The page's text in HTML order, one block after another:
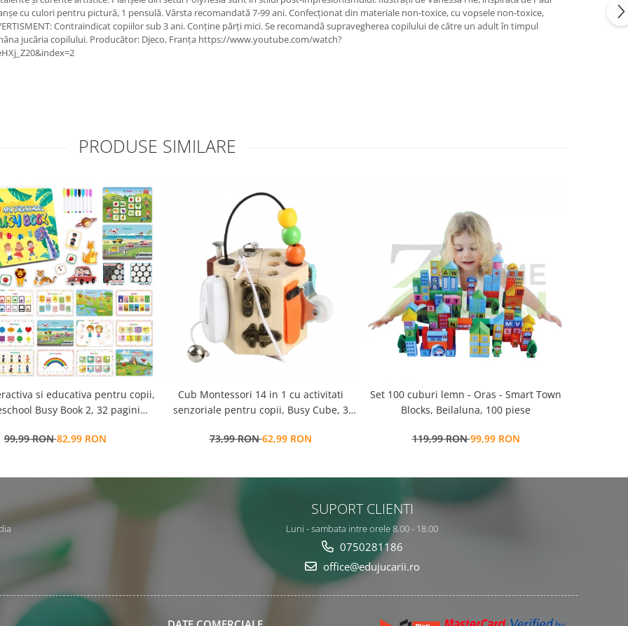
cu culori pentru pictură, 1 pensulă. Vârsta recomandată 7-99 ani. Confecționat din materiale non-toxice, cu vopsele non-toxice,
Contraindicat copiilor sub 3 ani. Conține părți mici. Se recomandă supravegherea copilului de către un adult în timpul
jucăria copilului. Producător: Djeco, Franța https://www.youtube.com/watch?
PRODUSE SIMILARE
si educativa pentru copii,
Busy Book 2, 32 pagini
Limba Engleza, 3 ani+,
99,99 RON82,99 RON
Cub Montessori 14 in 1 cu activitati
senzoriale pentru copii, Busy Cube, 3
73,99 RON62,99 RON
Set 100 cuburi lemn - Oras - Smart Town
Blocks, Beilaluna, 100 piese
119,99 RON99,99 RON
SUPORT CLIENTI
Luni - sambata intre orele 8.00 - 18.00
0750281186
office@edujucarii.ro